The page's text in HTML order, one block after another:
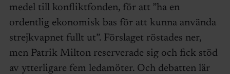
medel till konfliktfonden, för att ”ha en
ordentlig ekonomisk bas för att kunna använda
strejkvapnet fullt ut”. Förslaget röstades ner,
men Patrik Milton reserverade sig och fick stöd
av ytterligare fem ledamöter. Och debatten lär